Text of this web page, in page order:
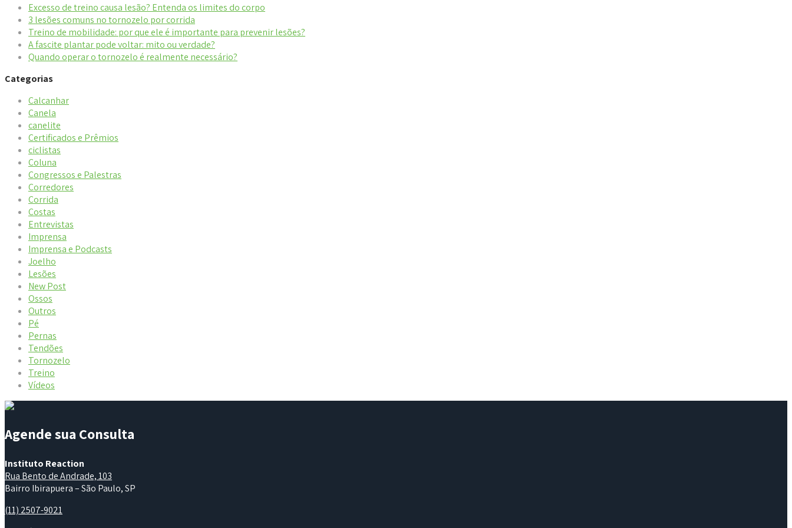
Excesso de treino causa lesão? Entenda os limites do corpo
3 lesões comuns no tornozelo por corrida
Treino de mobilidade: por que ele é importante para prevenir lesões?
A fascite plantar pode voltar: mito ou verdade?
Quando operar o tornozelo é realmente necessário?
Categorias
Calcanhar
Canela
canelite
Certificados e Prêmios
ciclistas
Coluna
Congressos e Palestras
Corredores
Corrida
Costas
Entrevistas
Imprensa
Imprensa e Podcasts
Joelho
Lesões
New Post
Ossos
Outros
Pé
Pernas
Tendões
Tornozelo
Treino
Vídeos
Agende sua Consulta
Instituto Reaction
Rua Bento de Andrade, 103
Bairro Ibirapuera – São Paulo, SP
(11) 2507-9021